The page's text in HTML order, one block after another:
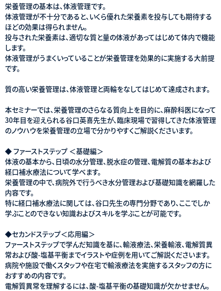
栄養管理の基本は、体液管理です。
体液管理が不十分であると、いくら優れた栄養素を投与しても期待する
ほどの効果は得られません。
投与された栄養素は、適切な質と量の体液があってはじめて体内で機能
します。
体液管理がうまくいっていることが栄養管理を効果的に実施する大前提
です。
質の高い栄養管理は、体液管理と両輪をなしてはじめて達成されます。
本セミナーでは、栄養管理のさらなる質向上を目的に、麻酔科医になって
30年目を迎えられる谷口英喜先生が、臨床現場で習得してきた体液管理
のノウハウを栄養管理の立場で分かりやすくご解説くださいます。
◆ ファーストステップ ＜基礎編＞
体液の基本から、日頃の水分管理、脱水症の管理、電解質の基本および
経口補水療法について学べます。
栄養管理の中で、病院外で行うべき水分管理および基礎知識を網羅した
内容です。
特に経口補水療法に関しては、谷口先生の専門分野であり、ここでしか
学ぶことのできない知識およびスキルを学ぶことが可能です。
◆セカンドステップ＜応用編＞
ファーストステップで学んだ知識を基に、輸液療法、栄養輸液、電解質異
常および酸-塩基平衡までイラストや症例を用いてご解説くださいます。
病院や施設で働くスタッフや在宅で輸液療法を実施するスタッフの方に
おすすめの内容です。
電解質異常を理解するには、酸-塩基平衡の基礎知識が欠かせません。